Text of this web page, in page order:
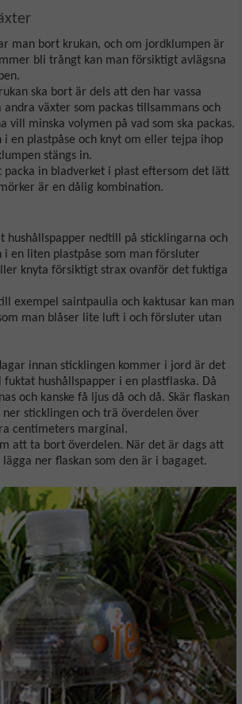
man bort krukan, och om jordklumpen är
bli trångt kan man försiktigt avlägsna
ska bort är dels att den har vassa
andra växter som packas tillsammans och
vill minska volymen på vad som ska packas.
i en plastpåse och knyt om eller tejpa ihop
stängs in.
packa in bladverket i plast eftersom det lätt
är en dålig kombination.
hushållspapper nedtill på sticklingarna och
i en liten plastpåse som man försluter
knyta försiktigt strax ovanför det fuktiga
exempel saintpaulia och kaktusar kan man
man blåser lite luft i och försluter utan
innan sticklingen kommer i jord är det
hushållspapper i en plastflaska. Då
och kanske få ljus då och då. Skär flaskan
sticklingen och trä överdelen över
centimeters marginal.
att ta bort överdelen. När det är dags att
ner flaskan som den är i bagaget.